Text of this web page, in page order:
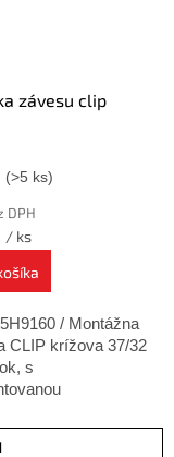
závesu clip
(>5 ks)
DPH
/ ks
/ Montážna
CLIP krížova 37/32
s